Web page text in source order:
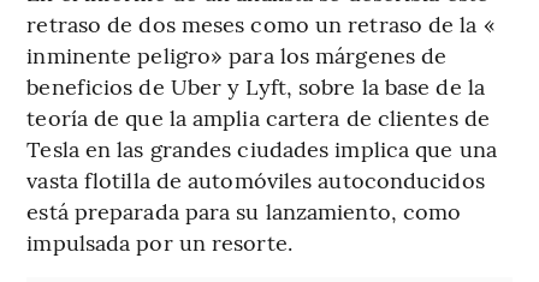
retraso de dos meses como un retraso de la «
inminente peligro» para los márgenes de
beneficios de Uber y Lyft, sobre la base de la
teoría de que la amplia cartera de clientes de
Tesla en las grandes ciudades implica que una
vasta flotilla de automóviles autoconducidos
está preparada para su lanzamiento, como
impulsada por un resorte.